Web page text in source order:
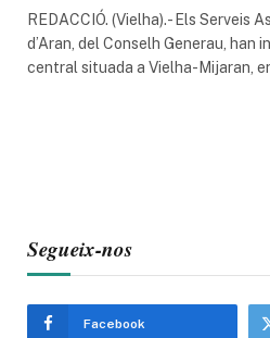
REDACCIÓ. (Vielha).- Els Serveis
d’Aran, del Conselh Generau, han
central situada a Vielha-Mijaran,
Segueix-nos
Facebook